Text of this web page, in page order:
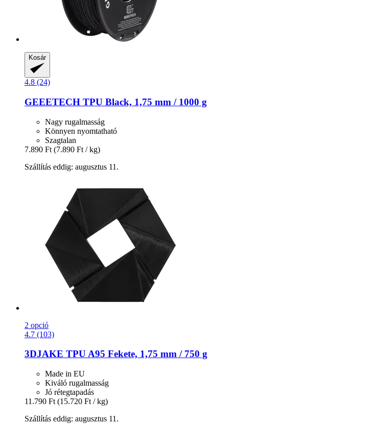
Kosár
4.8 (24)
GEEETECH TPU Black, 1,75 mm / 1000 g
Nagy rugalmasság
Könnyen nyomtatható
Szagtalan
7.890 Ft (7.890 Ft / kg)
Szállítás eddig: augusztus 11.
2 opció
4.7 (103)
3DJAKE TPU A95 Fekete, 1,75 mm / 750 g
Made in EU
Kiváló rugalmasság
Jó rétegtapadás
11.790 Ft (15.720 Ft / kg)
Szállítás eddig: augusztus 11.